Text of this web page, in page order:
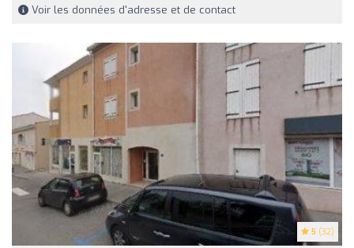
Voir les données d'adresse et de contact
5 (32)